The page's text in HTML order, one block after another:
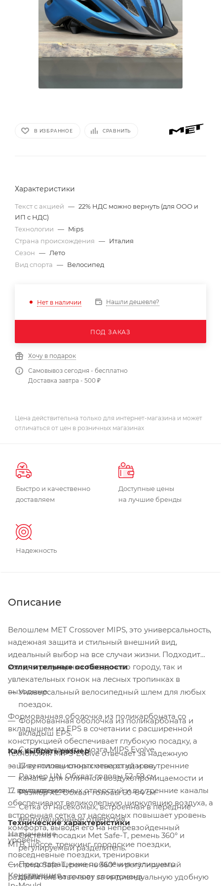
В ИЗБРАННОЕ СРАВНИТЬ
Характеристики
Текст с акцией — 22% НДС можно вернуть (для ООО и
ИП с НДС)
Технологии — Mips
Страна происхождения — Италия
Сезон — Лето
Вид спорта — Велосипед
Нет в наличии Нашли дешевле?
ПОД ЗАКАЗ
Хочу в подарок
Самовывоз сегодня - бесплатно
Доставка завтра - 500 ₽
Цена действительна только для интернет-магазина и может
отличаться от цен в розничных магазинах
Быстро и качественно
доставляем
Доступные цены
на лучшие бренды
Надежность
Описание
Велошлем MET Crossover MIPS, это универсальность,
надежная защита и стильный внешний вид,
идеальный выбор на все случаи жизни. Подходит
как для регулярных поездок по городу, так и
увлекательных гонок на лесных тропинках в
выходные.
Формованная оболочка из поликарбоната со
вкладышем из EPS в сочетании с расширенной
конструкцией обеспечивает глубокую посадку, а
технология MIPS-Evolve отвечает за надежную
защиту головы спортсмена от ударов.
17 вентиляционных отверстий и внутренние каналы
обеспечивают великолепную циркуляцию воздуха, а
встроенная сетка от насекомых повышает уровень
комфорта, выводя его на непревзойденный
уровень.
Система Safe-T, ремень 360° и регулируемый
разделитель отвечают за индивидуальную удобную
Отличительные особенности
Универсальный велосипедный шлем для любых
поездок.
Формованная оболочка из поликарбоната и
вкладыш EPS.
Система защиты мозга MIPS Evolve.
17 вентиляционных отверстий и внутренние
каналы для отличной воздухопроницаемости и
охлаждения.
Сетка от насекомых, встроенная в передние
вентиляционные отверстия.
Система посадки Met Safe-T, ремень 360° и
регулируемый разделитель.
Предотвращение появления излишнего
давления на голову спортсмена.
Как выбрать размер
Размер UN. Обхват головы 52-59 см
Размер XL. Обхват головы 60-64 см
Технические характеристики
Назначение
MTB, шоссе, треккинг, городские поездки,
повседневные поездки, тренировки
Конструкция